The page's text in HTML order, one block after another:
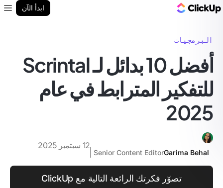
ابدأ الآن
البرمجيات
أفضل 10 بدائل لـ Scrintal
للتفكير المترابط في عام
2025
Garima Behal
Senior Content Editor
12 سبتمبر 2025
تصوّر فكرتك الرائعة التالية مع ClickUp